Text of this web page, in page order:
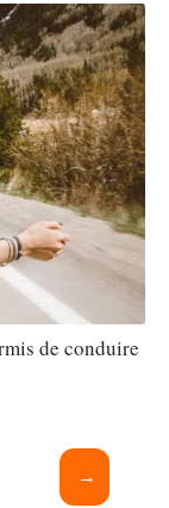
de conduire